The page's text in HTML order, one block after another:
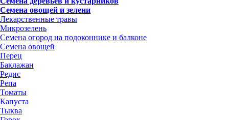
Семена овощей и зелени
Лекарственные травы
Микрозелень
Семена огород на подоконнике и балконе
Семена овощей
Перец
Баклажан
Редис
Репа
Томаты
Капуста
Тыква